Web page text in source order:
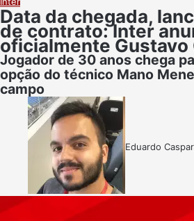
Data da chegada,
de contrato: Inter
oficialmente Gustavo
Jogador de 30 anos chega
opção do técnico Mano
campo
Eduardo